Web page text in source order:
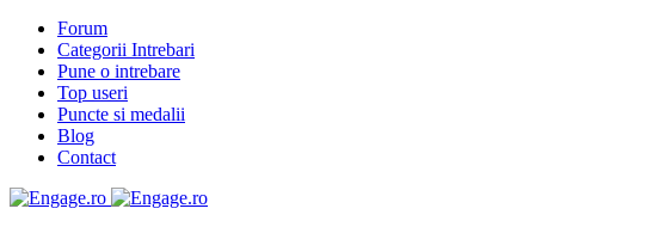
Forum
Categorii Intrebari
Pune o intrebare
Top useri
Puncte si medalii
Blog
Contact